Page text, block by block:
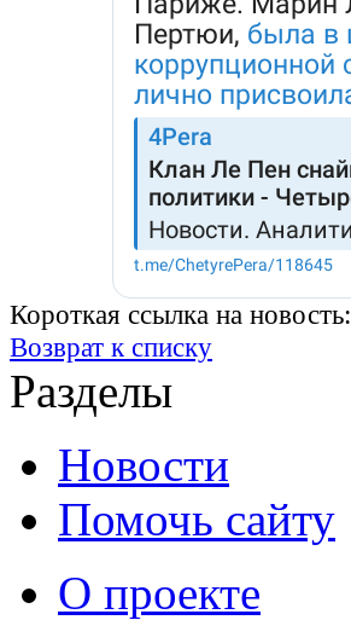
Короткая ссылка на новость:
Возврат к списку
Разделы
Новости
Помочь сайту
О проекте